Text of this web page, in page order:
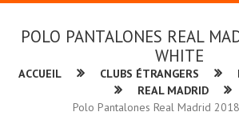
POLO PANTALONES REAL
WHITE
ACCUEIL CLUBS ÉTRANGERS
REAL MADRID
Polo Pantalones Real Madrid